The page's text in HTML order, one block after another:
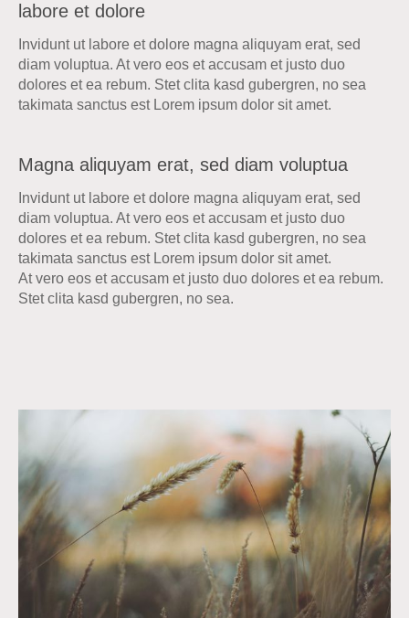
labore et dolore
Invidunt ut labore et dolore magna aliquyam erat, sed
diam voluptua. At vero eos et accusam et justo duo
dolores et ea rebum. Stet clita kasd gubergren, no sea
takimata sanctus est Lorem ipsum dolor sit amet.
Magna aliquyam erat, sed diam voluptua
Invidunt ut labore et dolore magna aliquyam erat, sed
diam voluptua. At vero eos et accusam et justo duo
dolores et ea rebum. Stet clita kasd gubergren, no sea
takimata sanctus est Lorem ipsum dolor sit amet.
At vero eos et accusam et justo duo dolores et ea rebum.
Stet clita kasd gubergren, no sea.